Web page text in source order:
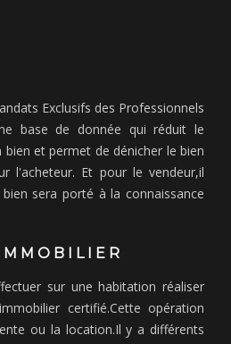
Exclusifs des Professionnels
base de donnée qui réduit le
et permet de dénicher le bien
l'acheteur. Et pour le vendeur,il
sera porté à la connaissance
sur une habitation réaliser
certifié.Cette opération
ou la location.Il y a différents